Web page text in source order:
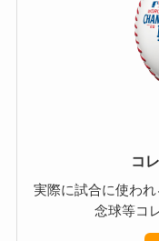
コ
実際に試合に使わ
念球等コ